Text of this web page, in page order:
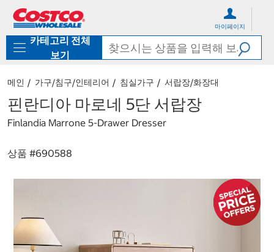
로
기
가
마이페이지
카테고리 전체
보기
메인 가구/침구/인테리어 침실가구 서랍장/화장대
핀란디아 마로네 5단 서랍장
Finlandia Marrone 5-Drawer Dresser
상품 #690588